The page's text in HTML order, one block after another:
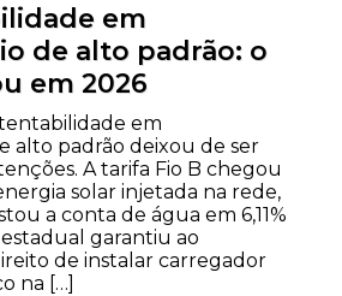
em
de alto padrão: o
em 2026
em
alto padrão deixou de ser
A tarifa Fio B chegou
solar injetada na rede,
a conta de água em 6,11%
garantiu ao
de instalar carregador
na […]